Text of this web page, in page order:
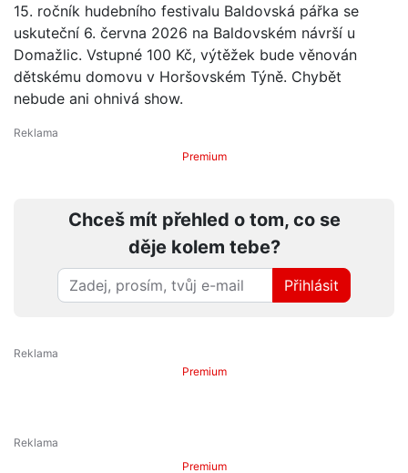
15. ročník hudebního festivalu Baldovská pářka se
uskuteční 6. června 2026 na Baldovském návrší u
Domažlic. Vstupné 100 Kč, výtěžek bude věnován
dětskému domovu v Horšovském Týně. Chybět
nebude ani ohnivá show.
Premium
Chceš mít přehled o tom, co se
děje kolem tebe?
Přihlásit
Premium
Premium